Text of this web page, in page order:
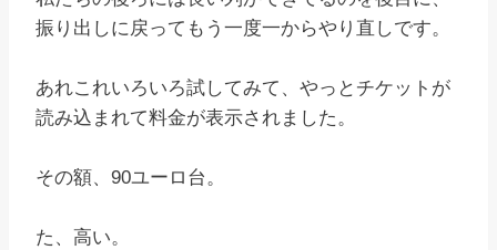
振り出しに戻ってもう一度一からやり直しです。
あれこれいろいろ試してみて、やっとチケットが
読み込まれて料金が表示されました。
その額、90ユーロ台。
た、高い。